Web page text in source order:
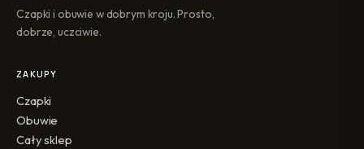
Czapki i obuwie w dobrym kroju. Prosto,
dobrze, uczciwie.
ZAKUPY
Czapki
Obuwie
Cały sklep